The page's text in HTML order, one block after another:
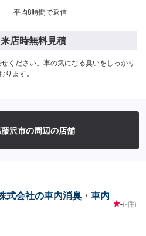
平均8時間で返信
来店時無料見積
ください。車の気になる臭いをしっかり
ます。
沢市の周辺の店舗
式会社の車内消臭・車内
-(-件)